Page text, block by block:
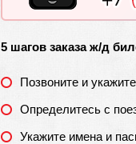
5 шагов заказа ж/д
Позвоните и
Определитесь с
Укажите имена и